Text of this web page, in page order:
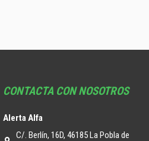
CONTACTA CON NOSOTROS
Alerta Alfa
C/. Berlín, 16D, 46185 La Pobla de